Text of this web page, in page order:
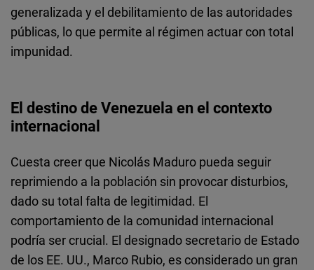
generalizada y el debilitamiento de las autoridades
públicas, lo que permite al régimen actuar con total
impunidad.
El destino de Venezuela en el contexto
internacional
Cuesta creer que Nicolás Maduro pueda seguir
reprimiendo a la población sin provocar disturbios,
dado su total falta de legitimidad. El
comportamiento de la comunidad internacional
podría ser crucial. El designado secretario de Estado
de los EE. UU., Marco Rubio, es considerado un gran